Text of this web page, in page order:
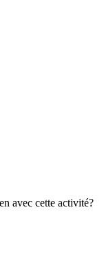
avec cette activité?